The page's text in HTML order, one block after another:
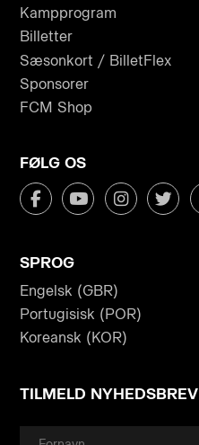
Kampprogram
Billetter
Sæsonkort / BilletFlex
Sponsorer
FCM Shop
FØLG OS
SPROG
Engelsk (GBR)
Portugisisk (POR)
Koreansk (KOR)
TILMELD NYHEDSBREV